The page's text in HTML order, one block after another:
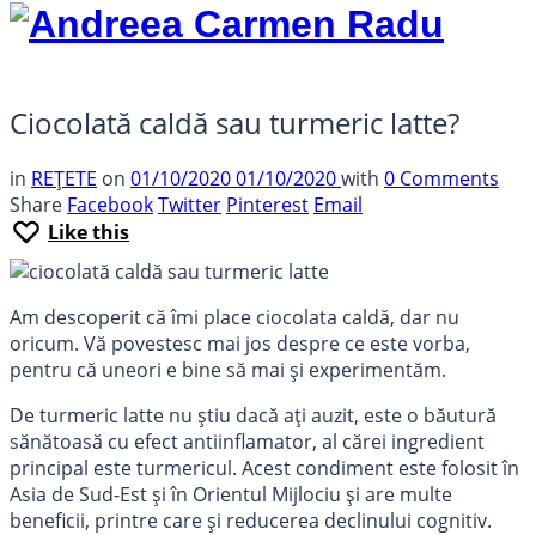
Andreea
Radu
Ciocolată caldă sau turmeric latte?
in REȚETE on 01/10/202001/10/2020with 0 Comments
Share FacebookTwitter Pinterest Email
Like this
Am descoperit că îmi place ciocolata caldă, dar nu
oricum. Vă povestesc mai jos despre ce este vorba,
pentru că uneori e bine să mai și experimentăm.
De turmeric latte nu știu dacă ați auzit, este o băutură
sănătoasă cu efect antiinflamator, al cărei ingredient
principal este turmericul. Acest condiment este folosit în
Asia de Sud-Est și în Orientul Mijlociu și are multe
beneficii, printre care și reducerea declinului cognitiv.